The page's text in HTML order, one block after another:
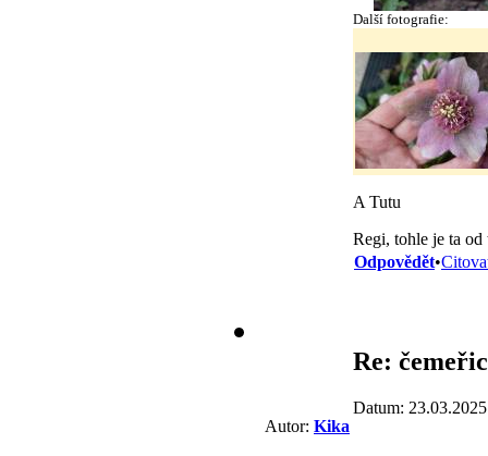
Další fotografie:
A Tutu
Regi, tohle je ta od
Odpovědět•
Autor: Kika
Re:
Datum: